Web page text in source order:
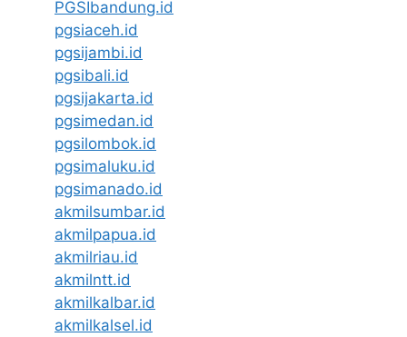
PGSIbandung.id
pgsiaceh.id
pgsijambi.id
pgsibali.id
pgsijakarta.id
pgsimedan.id
pgsilombok.id
pgsimaluku.id
pgsimanado.id
akmilsumbar.id
akmilpapua.id
akmilriau.id
akmilntt.id
akmilkalbar.id
akmilkalsel.id